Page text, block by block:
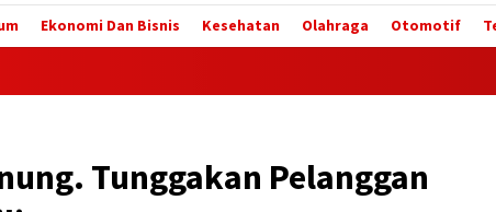
Ekonomi Dan Bisnis Kesehatan Olahraga Otomotif
Tunggakan Pelanggan
BERITA TERUPDATE HANYA DI